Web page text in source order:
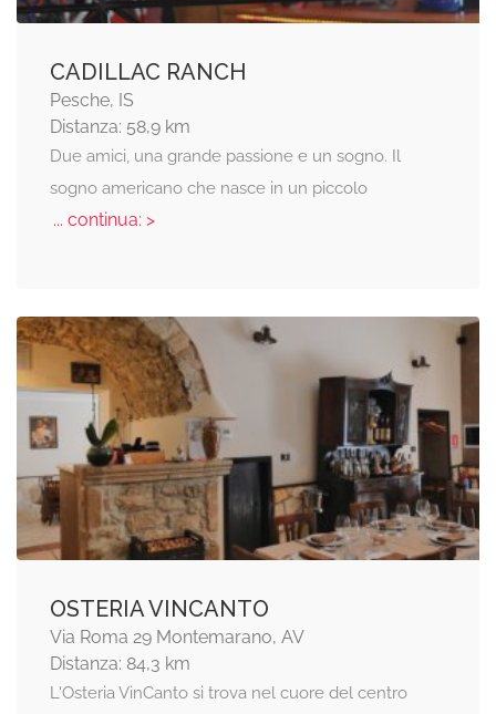
CADILLAC RANCH
Pesche, IS
Distanza: 58,9 km
Due amici, una grande passione e un sogno. Il
sogno americano che nasce in un piccolo
... continua: >
OSTERIA VINCANTO
Via Roma 29 Montemarano, AV
Distanza: 84,3 km
L'Osteria VinCanto si trova nel cuore del centro